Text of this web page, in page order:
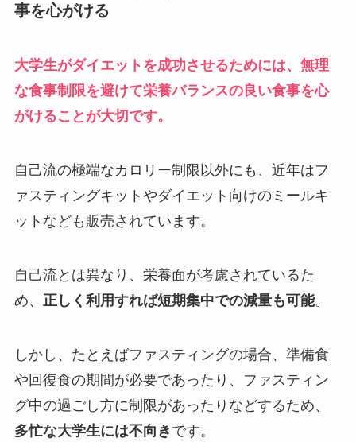
事を心がける
大学生がダイエットを成功させるためには、無理
な食事制限を避けて栄養バランスの良い食事を心
がけることが大切です。
自己流の極端なカロリー制限以外にも、近年はフ
ァスティングキットやダイエット向けのミールキ
ットなども販売されています。
自己流とは異なり、栄養面が考慮されているた
め、 正しく利用すれば短期集中での減量も可能。
しかし、たとえばファスティングの場合、準備食
や回復食の期間が必要であったり、ファスティン
グ中の過ごし方に制限があったりなどするため、
多忙な大学生には不向き です。